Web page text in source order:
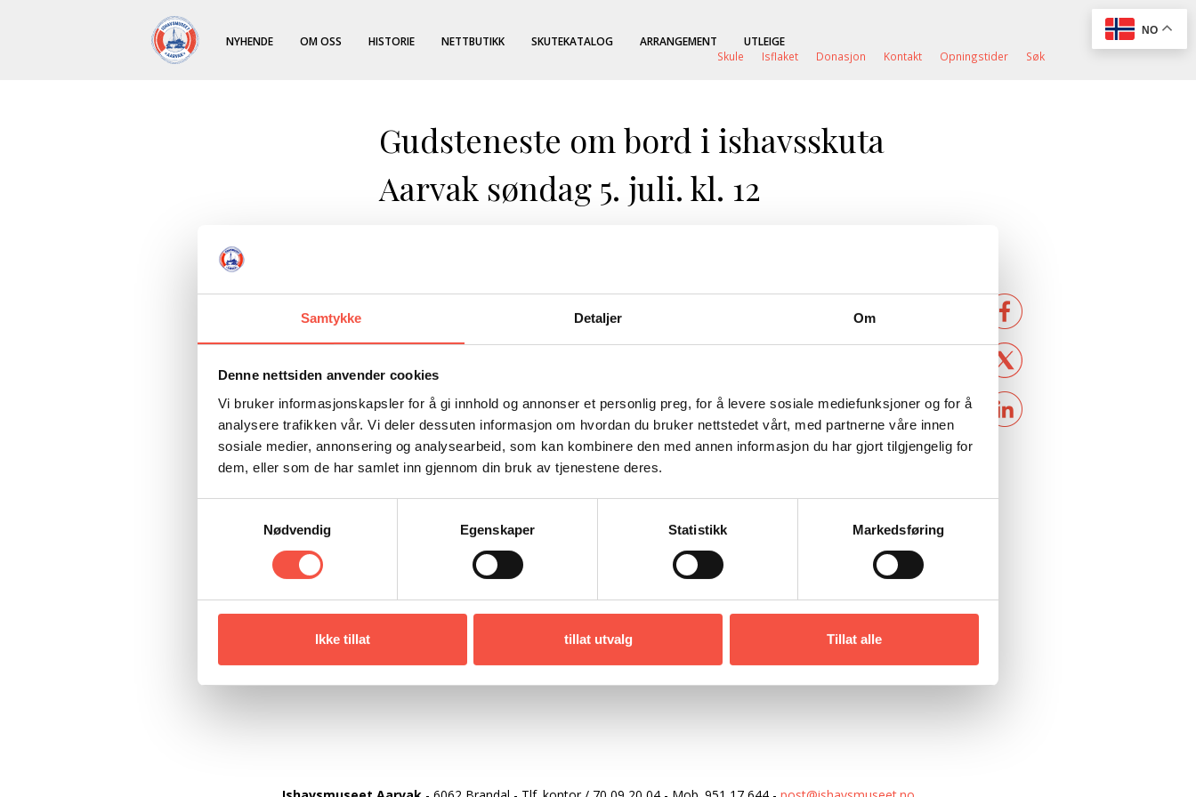
Samtykke Detaljer Om
Denne nettsiden anvender cookies
Vi bruker informasjonskapsler for å gi innhold og annonser et personlig preg, for å levere sosiale mediefunksjoner og for å
analysere trafikken vår. Vi deler dessuten informasjon om hvordan du bruker nettstedet vårt, med partnerne våre innen
sosiale medier, annonsering og analysearbeid, som kan kombinere den med annen informasjon du har gjort tilgjengelig for
dem, eller som de har samlet inn gjennom din bruk av tjenestene deres.
Nødvendig
Egenskaper Statistikk Markedsføring
Ikke tillat tillat utvalg Tillat alle
NYHENDE OM OSS HISTORIE NETTBUTIKK SKUTEKATALOG ARRANGEMENT
UTLEIGE
Skule
Isflaket Donasjon Kontakt Opningstider Søk
NO
Gudsteneste om bord i ishavsskuta
Aarvak søndag 5. juli. kl. 12
har såleis vorte ein flott tradisjon. Dei føregåande åra har det møtt mykje
folk til denne Gudstenesta. Påmønstra prest er i år Kristian Myklebust, og
Ida Teige er organist.
Alt ligg såleis til rette for ei trivelig stund om bord i Aarvak.
Gudstenesta tek til kl. 12.00
I andre høgda på Ishavsmuseet vert framvising av filmen om Ragnar
Thorseth sine ekspedisjonar. Denne går kontinuerlig på storskjerm i
foredragssalen. I fjerde etasje går filmen «Ishavshanda» av Blåst film, og film
frå ekspedisjon med «Polarbjørn» til Nordaust-Grønland i 1932. Det skulle
Velkomne.